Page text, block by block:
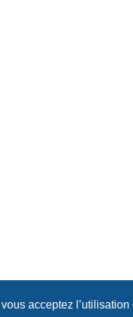
acceptez l’utilisation